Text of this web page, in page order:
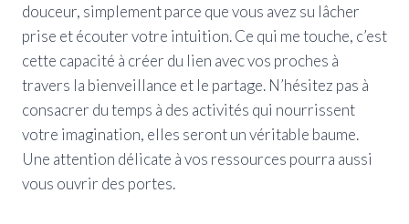
douceur, simplement parce que vous avez su lâcher
prise et écouter votre intuition. Ce qui me touche, c’est
cette capacité à créer du lien avec vos proches à
travers la bienveillance et le partage. N’hésitez pas à
consacrer du temps à des activités qui nourrissent
votre imagination, elles seront un véritable baume.
Une attention délicate à vos ressources pourra aussi
vous ouvrir des portes.